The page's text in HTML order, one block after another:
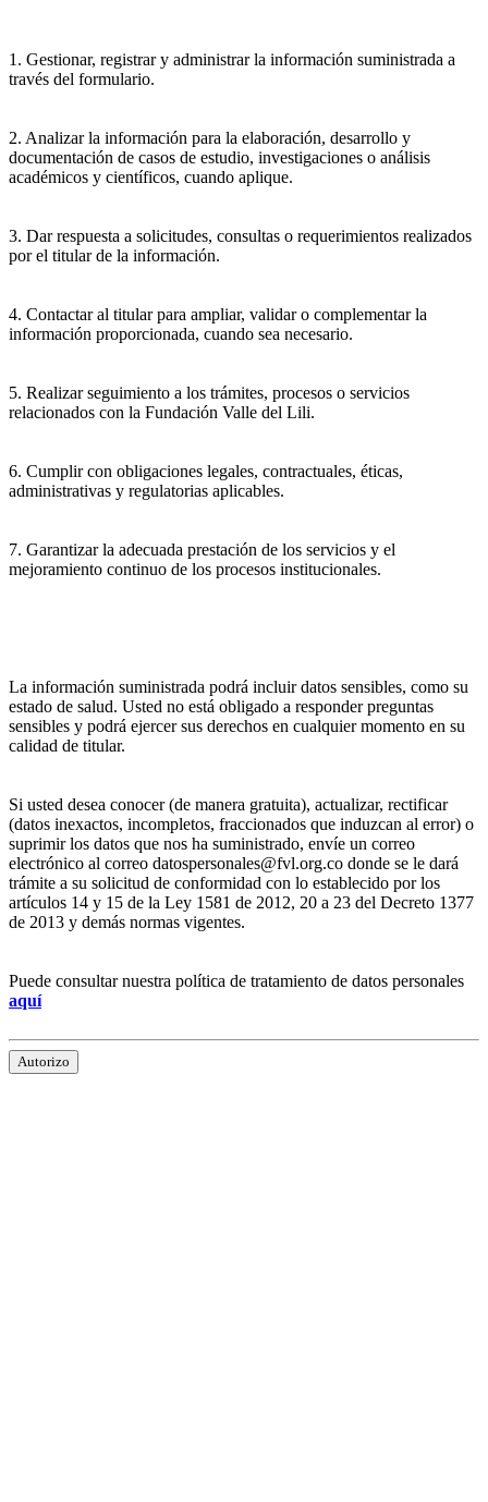
1. Gestionar, registrar y administrar la información suministrada a
través del formulario.
2. Analizar la información para la elaboración, desarrollo y
documentación de casos de estudio, investigaciones o análisis
académicos y científicos, cuando aplique.
3. Dar respuesta a solicitudes, consultas o requerimientos realizados
por el titular de la información.
4. Contactar al titular para ampliar, validar o complementar la
información proporcionada, cuando sea necesario.
5. Realizar seguimiento a los trámites, procesos o servicios
relacionados con la Fundación Valle del Lili.
6. Cumplir con obligaciones legales, contractuales, éticas,
administrativas y regulatorias aplicables.
7. Garantizar la adecuada prestación de los servicios y el
mejoramiento continuo de los procesos institucionales.
La información suministrada podrá incluir datos sensibles, como su
estado de salud. Usted no está obligado a responder preguntas
sensibles y podrá ejercer sus derechos en cualquier momento en su
calidad de titular.
Si usted desea conocer (de manera gratuita), actualizar, rectificar
(datos inexactos, incompletos, fraccionados que induzcan al error) o
suprimir los datos que nos ha suministrado, envíe un correo
electrónico al correo datospersonales@fvl.org.co donde se le dará
trámite a su solicitud de conformidad con lo establecido por los
artículos 14 y 15 de la Ley 1581 de 2012, 20 a 23 del Decreto 1377
de 2013 y demás normas vigentes.
Puede consultar nuestra política de tratamiento de datos personales
aquí
Autorizo